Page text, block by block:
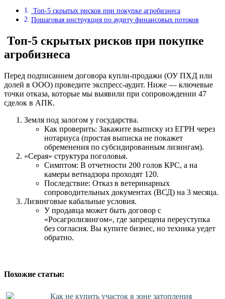
Топ-5 скрытых рисков при покупке агробизнеса
Пошаговая инструкция по аудиту финансовых потоков
Топ-5 скрытых рисков при покупке
агробизнеса
Перед подписанием договора купли-продажи (ОУ ПХД или
долей в ООО) проведите экспресс-аудит. Ниже — ключевые
точки отказа, которые мы выявили при сопровождении 47
сделок в АПК.
Земля под залогом у государства.
Как проверить: Закажите выписку из ЕГРН через
нотариуса (простая выписка не покажет
обременения по субсидированным лизингам).
«Серая» структура поголовья.
Симптом: В отчетности 200 голов КРС, а на
камеры ветнадзора проходят 120.
Последствие: Отказ в ветеринарных
сопроводительных документах (ВСД) на 3 месяца.
Лизинговые кабальные условия.
У продавца может быть договор с
«Росагролизингом», где запрещена переуступка
без согласия. Вы купите бизнес, но техника уедет
обратно.
Похожие статьи:
Как не купить участок в зоне затопления